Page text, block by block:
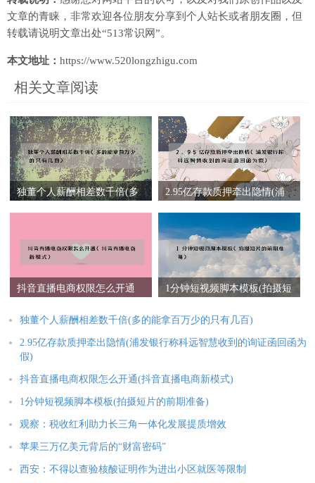
文章的青睐，非常欢迎各位朋友分享到个人站长或者朋友圈，但
转载请说明文章出处“513常识网”。
本文地址： https://www.520longzhigu.com
相关文章阅读
独董个人薪酬相差数千倍(多
2.95亿存款质押牵出隐情(浦
抖音直播电商权限怎么开通
1分钟短视频脚本模板(拍摄短
独董个人薪酬相差数千倍(多的能拿百万少的只有几百)
2.95亿存款质押牵出隐情(浦发银行称科远智慧收到的询证函回函为
假)
抖音直播电商权限怎么开通(抖音直播电商新模式)
1分钟短视频脚本模板(拍摄短片的前期准备)
观察：税收红利助力长三角一体化发展提质增效
苹果三万亿美元背后的“财富密码”
西安：不得以查验核酸证明作为进出小区就医等限制